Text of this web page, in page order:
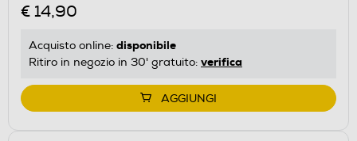
€ 14,90
Acquisto online: disponibile
Ritiro in negozio in 30' gratuito: verifica
AGGIUNGI